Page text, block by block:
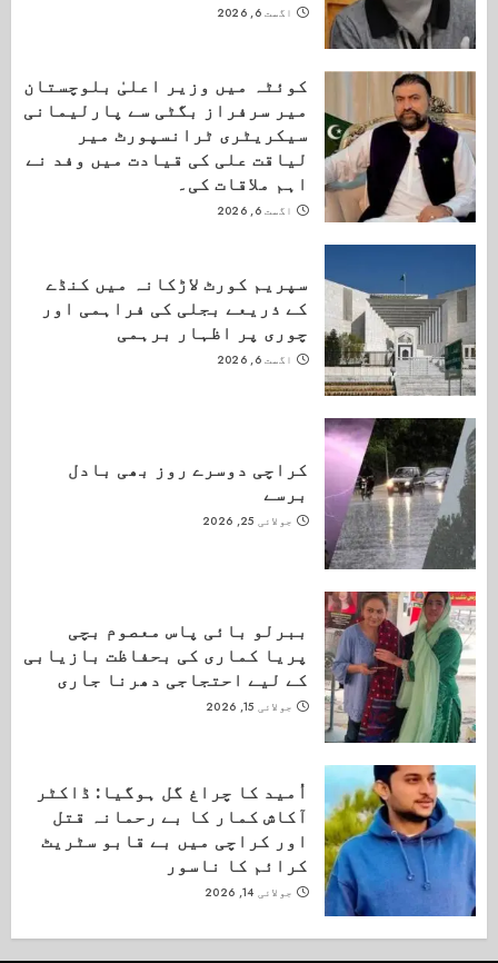
اگست 6, 2026
کوئٹہ میں وزیر اعلیٰ بلوچستان
میر سرفراز بگٹی سے پارلیمانی
سیکریٹری ٹرانسپورٹ میر
لیاقت علی کی قیادت میں وفد نے
اہم ملاقات کی۔
اگست 6, 2026
سپریم کورٹ لاڑکانہ میں کنڈے
کے ذریعے بجلی کی فراہمی اور
چوری پر اظہار برہمی
اگست 6, 2026
کراچی دوسرے روز بھی بادل
برسے
جولائی 25, 2026
ببرلو بائی پاس معصوم بچی
پریا کماری کی بحفاظت بازیابی
کے لیے احتجاجی دھرنا جاری
جولائی 15, 2026
اُمید کا چراغ گل ہوگیا: ڈاکٹر
آکاش کمار کا بے رحمانہ قتل
اور کراچی میں بے قابو سٹریٹ
کرائم کا ناسور
جولائی 14, 2026